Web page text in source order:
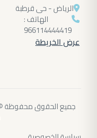
الرياض - حى قرطبة
الهاتف :
966114444419
عرض الخريطة